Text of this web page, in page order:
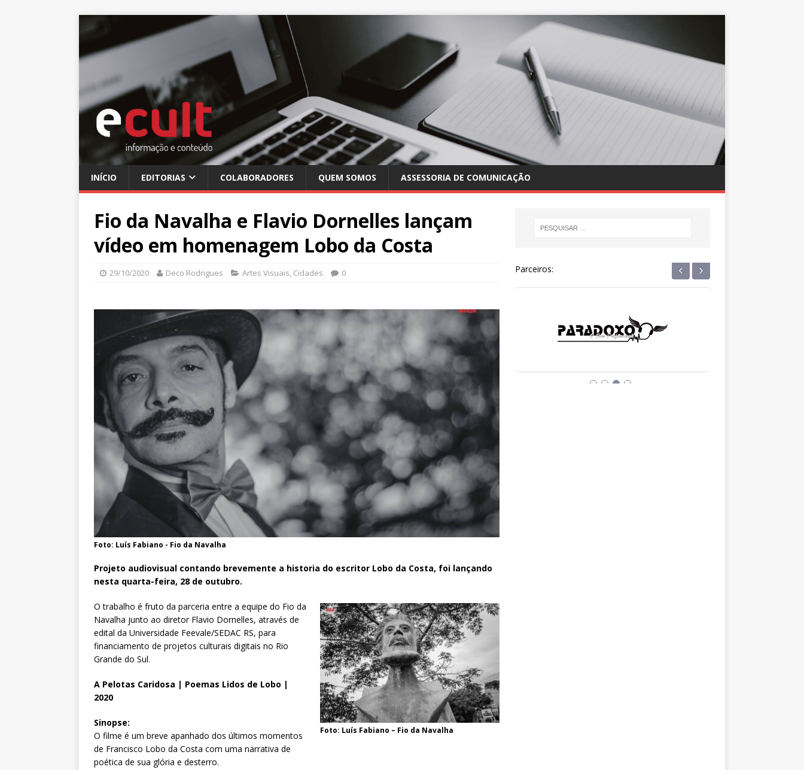
INÍCIO EDITORIAS COLABORADORES QUEM SOMOS ASSESSORIA DE COMUNICAÇÃO
Fio da Navalha e Flavio Dornelles lançam
vídeo em homenagem Lobo da Costa
29/10/2020 Deco Rodrigues Artes Visuais Cidades 0
Foto: Luís Fabiano - Fio da Navalha
Projeto audiovisual contando brevemente a historia do escritor Lobo da Costa, foi lançando
nesta quarta-feira, 28 de outubro.
Foto: Luís Fabiano – Fio da Navalha
O trabalho é fruto da parceria entre a equipe do Fio da
Navalha junto ao diretor Flavio Dornelles, através de
edital da Universidade Feevale/SEDAC RS, para
financiamento de projetos culturais digitais no Rio
Grande do Sul.
A Pelotas Caridosa | Poemas Lidos de Lobo |
2020
Sinopse:
O filme é um breve apanhado dos últimos momentos
de Francisco Lobo da Costa com uma narrativa de
poética de sua glória e desterro.
Parceiros: ‹ ›